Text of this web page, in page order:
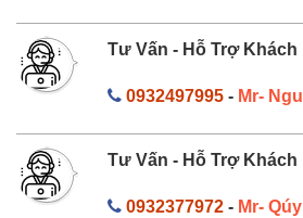
Tư Vấn - Hỗ Trợ Khách
0932497995- Mr-
Tư Vấn - Hỗ Trợ Khách
0932377972- Mr- Qúy